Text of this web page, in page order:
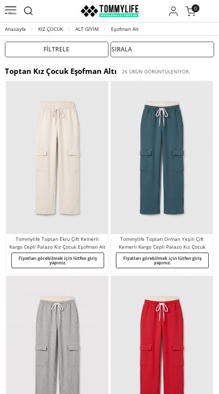
0
Anasayfa KIZ ÇOCUK ALT GİYİM Eşofman Alt
FILTRELE
Toptan Kız Çocuk Eşofman Altı 26 ÜRÜN GÖRÜNTÜLENIYOR.
Tommylife Toptan Ekru Çift Kemerli
Kargo Cepli Palazo Kız Çocuk Eşofman Alt
- 75198
Fiyatları görebilmek için lütfen giriş
yapınız.
Tommylife Toptan Orman Yeşili Çift
Kemerli Kargo Cepli Palazo Kız Çocuk
Eşofman Alt - 75198
Fiyatları görebilmek için lütfen giriş
yapınız.